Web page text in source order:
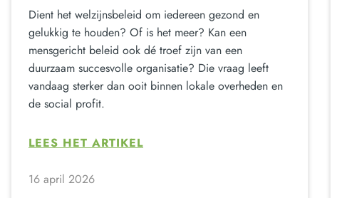
Dient het welzijnsbeleid om iedereen gezond en
gelukkig te houden? Of is het meer? Kan een
mensgericht beleid ook dé troef zijn van een
duurzaam succesvolle organisatie? Die vraag leeft
vandaag sterker dan ooit binnen lokale overheden en
de social profit.
LEES HET ARTIKEL
16 april 2026